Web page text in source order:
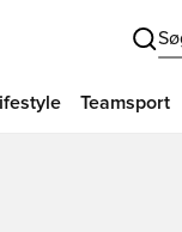
Teamsport